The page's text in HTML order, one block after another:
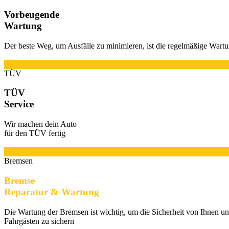
Vorbeugende
Wartung
Der beste Weg, um Ausfälle zu minimieren, ist die regelmäßige
TÜV
TÜV
Service
Wir machen dein Auto
für den TÜV fertig
Bremsen
Bremse
Reparatur & Wartung
Die Wartung der Bremsen ist wichtig, um die Sicherheit von Ihnen
Fahrgästen zu sichern